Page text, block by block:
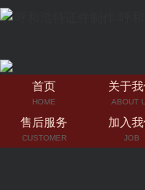
首页
HOME
关于
ABOUT
售后服务
CUSTOMER
加入
JOB